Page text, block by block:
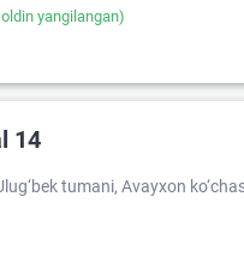
yangilangan)
14
tumani, Avayxon